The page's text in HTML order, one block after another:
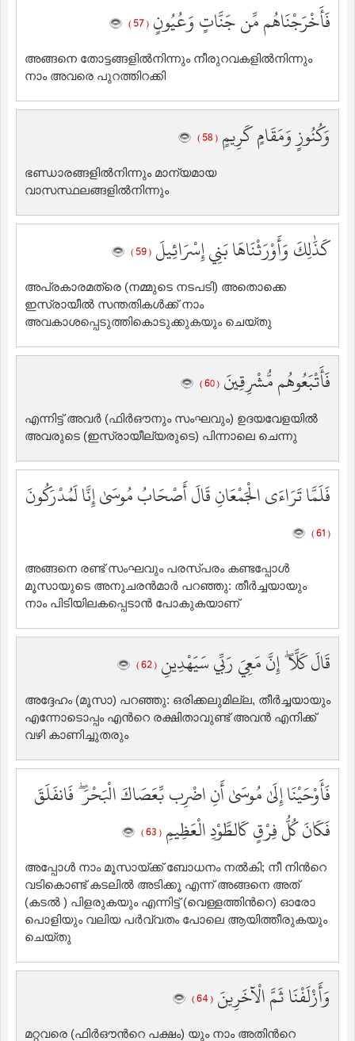
فَأَخْرَجْنَاهُم مِّن جَنَّاتٍ وَعُيُونٍ ( 57 )
അങ്ങനെ തോട്ടങ്ങളില്‍നിന്നും നീരുറവകളില്‍നിന്നും
നാം അവരെ പുറത്തിറക്കി
وَكُنُوزٍ وَمَقَامٍ كَرِيمٍ ( 58 )
ഭണ്ഡാരങ്ങളില്‍നിന്നും മാന്യമായ
വാസസ്ഥലങ്ങളില്‍നിന്നും
كَذَٰلِكَ وَأَوْرَثْنَاهَا بَنِي إِسْرَائِيلَ ( 59 )
അപ്രകാരമത്രെ (നമ്മുടെ നടപടി) അതൊക്കെ
ഇസ്രായീല്‍ ‍സന്തതികള്‍ക്ക് നാം
അവകാശപ്പെടുത്തികൊടുക്കുകയും ചെയ്തു
فَأَتْبَعُوهُم مُّشْرِقِينَ ( 60 )
എന്നിട്ട് അവര്‍ (ഫിര്‍ഔനും സംഘവും) ഉദയവേളയില്‍
അവരുടെ (ഇസ്രായീല്യരുടെ) പിന്നാലെ ചെന്നു
فَلَمَّا تَرَاءَى الْجَمْعَانِ قَالَ أَصْحَابُ مُوسَىٰ إِنَّا لَمُدْرَكُونَ
( 61 )
അങ്ങനെ രണ്ട് സംഘവും പരസ്പരം കണ്ടപ്പോള്‍
മൂസായുടെ അനുചരന്‍മാര്‍ പറഞ്ഞു: തീര്‍ച്ചയായും
നാം പിടിയിലകപ്പെടാന്‍ പോകുകയാണ്‌
قَالَ كَلَّا ۖ إِنَّ مَعِيَ رَبِّي سَيَهْدِينِ ( 62 )
അദ്ദേഹം (മൂസാ) പറഞ്ഞു: ഒരിക്കലുമില്ല, തീര്‍ച്ചയായും
എന്നോടൊപ്പം എന്‍റെ രക്ഷിതാവുണ്ട് അവന്‍ എനിക്ക്
വഴി കാണിച്ചുതരും
فَأَوْحَيْنَا إِلَىٰ مُوسَىٰ أَنِ اضْرِب بِّعَصَاكَ الْبَحْرَ ۖ فَانفَلَقَ
فَكَانَ كُلُّ فِرْقٍ كَالطَّوْدِ الْعَظِيمِ ( 63 )
അപ്പോള്‍ നാം മൂസായ്ക്ക് ബോധനം നല്‍കി; നീ നിന്‍റെ
വടികൊണ്ട് കടലില്‍ ‍അടിക്കൂ എന്ന് അങ്ങനെ അത്
(കടല്‍ ‍) പിളരുകയും എന്നിട്ട് (വെള്ളത്തിന്‍റെ) ഓരോ
പൊളിയും വലിയ പര്‍വ്വതം പോലെ ആയിത്തീരുകയും
ചെയ്തു
وَأَزْلَفْنَا ثَمَّ الْآخَرِينَ ( 64 )
മറ്റവരെ (ഫിര്‍ഔന്‍റെ പക്ഷം) യും നാം അതിന്‍റെ